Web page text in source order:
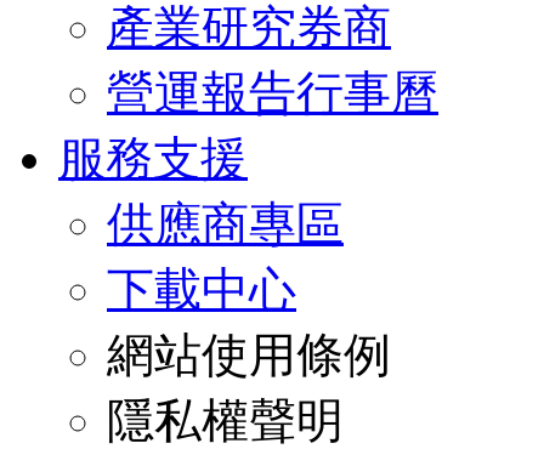
產業研究券商
營運報告行事曆
服務支援
供應商專區
下載中心
網站使用條例
隱私權聲明